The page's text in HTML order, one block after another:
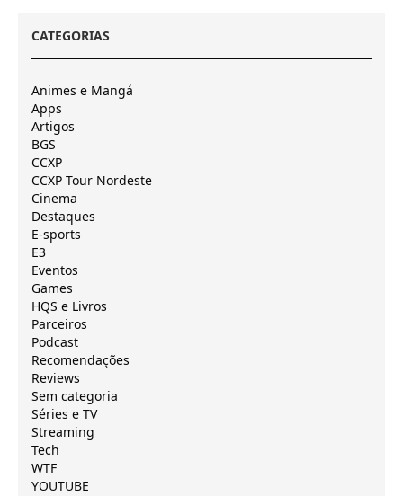
CATEGORIAS
Animes e Mangá
Apps
Artigos
BGS
CCXP
CCXP Tour Nordeste
Cinema
Destaques
E-sports
E3
Eventos
Games
HQS e Livros
Parceiros
Podcast
Recomendações
Reviews
Sem categoria
Séries e TV
Streaming
Tech
WTF
YOUTUBE